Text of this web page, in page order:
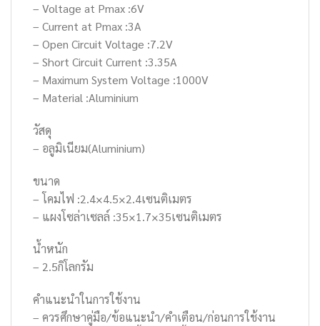
– Voltage at Pmax :6V
– Current at Pmax :3A
– Open Circuit Voltage :7.2V
– Short Circuit Current :3.35A
– Maximum System Voltage :1000V
– Material :Aluminium
วัสดุ
– อลูมิเนียม(Aluminium)
ขนาด
– โคมไฟ :2.4×4.5×2.4เซนติเมตร
– แผงโซล่าเซลล์ :35×1.7×35เซนติเมตร
น้ำหนัก
– 2.5กิโลกรัม
คำแนะนำในการใช้งาน
– ควรศึกษาคู่มือ/ข้อแนะนำ/คำเตือน/ก่อนการใช้งาน